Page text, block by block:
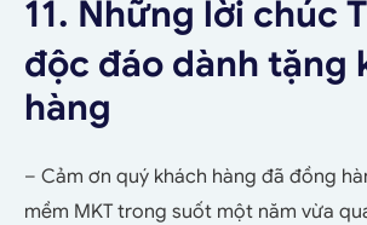
11. Những lời chúc
độc đáo dành tặng
hàng
– Cảm ơn quý khách hàng đã đồng
mềm MKT trong suốt một năm vừa